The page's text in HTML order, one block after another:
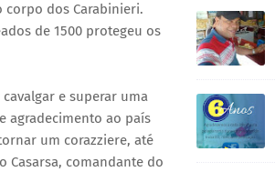
corpo dos Carabinieri.
de 1500 protegeu os
e superar uma
agradecimento ao país
um corazziere, até
Casarsa, comandante do